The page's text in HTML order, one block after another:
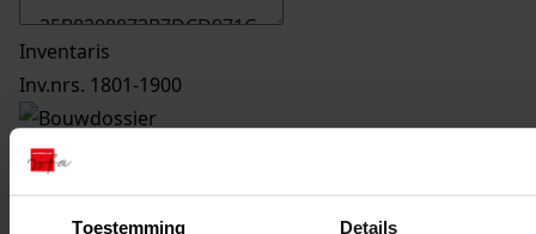
Toestemming Details
Inventaris
Inv.nrs. 1801-1900
1842
1990-1991